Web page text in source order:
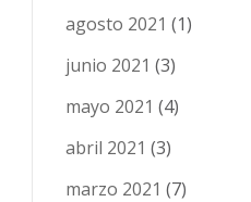
agosto 2021 (1)
junio 2021 (3)
mayo 2021 (4)
abril 2021 (3)
marzo 2021 (7)